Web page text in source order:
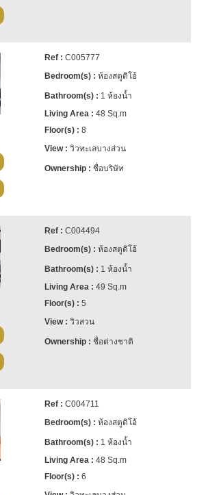
C005777
ห้องสตูดิโอ้
1 ห้องน้ำ
48 Sq.m
8
วิวทะเลบางส่วน
ชื่อบริษัท
C004494
ห้องสตูดิโอ้
1 ห้องน้ำ
49 Sq.m
5
วิวสวน
ชื่อต่างชาติ
C004711
ห้องสตูดิโอ้
1 ห้องน้ำ
48 Sq.m
6